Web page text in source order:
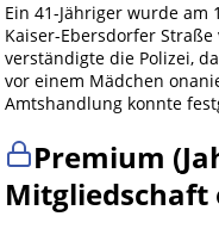
Ein 41-Jähriger wurde am
Kaiser-Ebersdorfer
verständigte die Polizei,
vor einem Mädchen
Amtshandlung konnte
Premium